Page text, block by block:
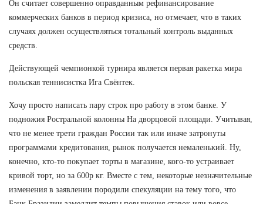
Он считает совершенно оправданным рефинансирование
коммерческих банков в период кризиса, но отмечает, что в таких
случаях должен осуществляться тотальный контроль выданных
средств.
Действующей чемпионкой турнира является первая ракетка мира
польская теннисистка Ига Свёнтек.
Хочу просто написать пару строк про работу в этом банке. У
подножия Ростральной колонны На дворцовой площади. Учитывая,
что не менее трети граждан России так или иначе затронуты
программами кредитования, рынок получается немаленький. Ну,
конечно, кто-то покупает торты в магазине, кого-то устраивает
кривой торт, но за 600р кг. Вместе с тем, некоторые незначительные
изменения в заявлении породили спекуляции на тему того, что